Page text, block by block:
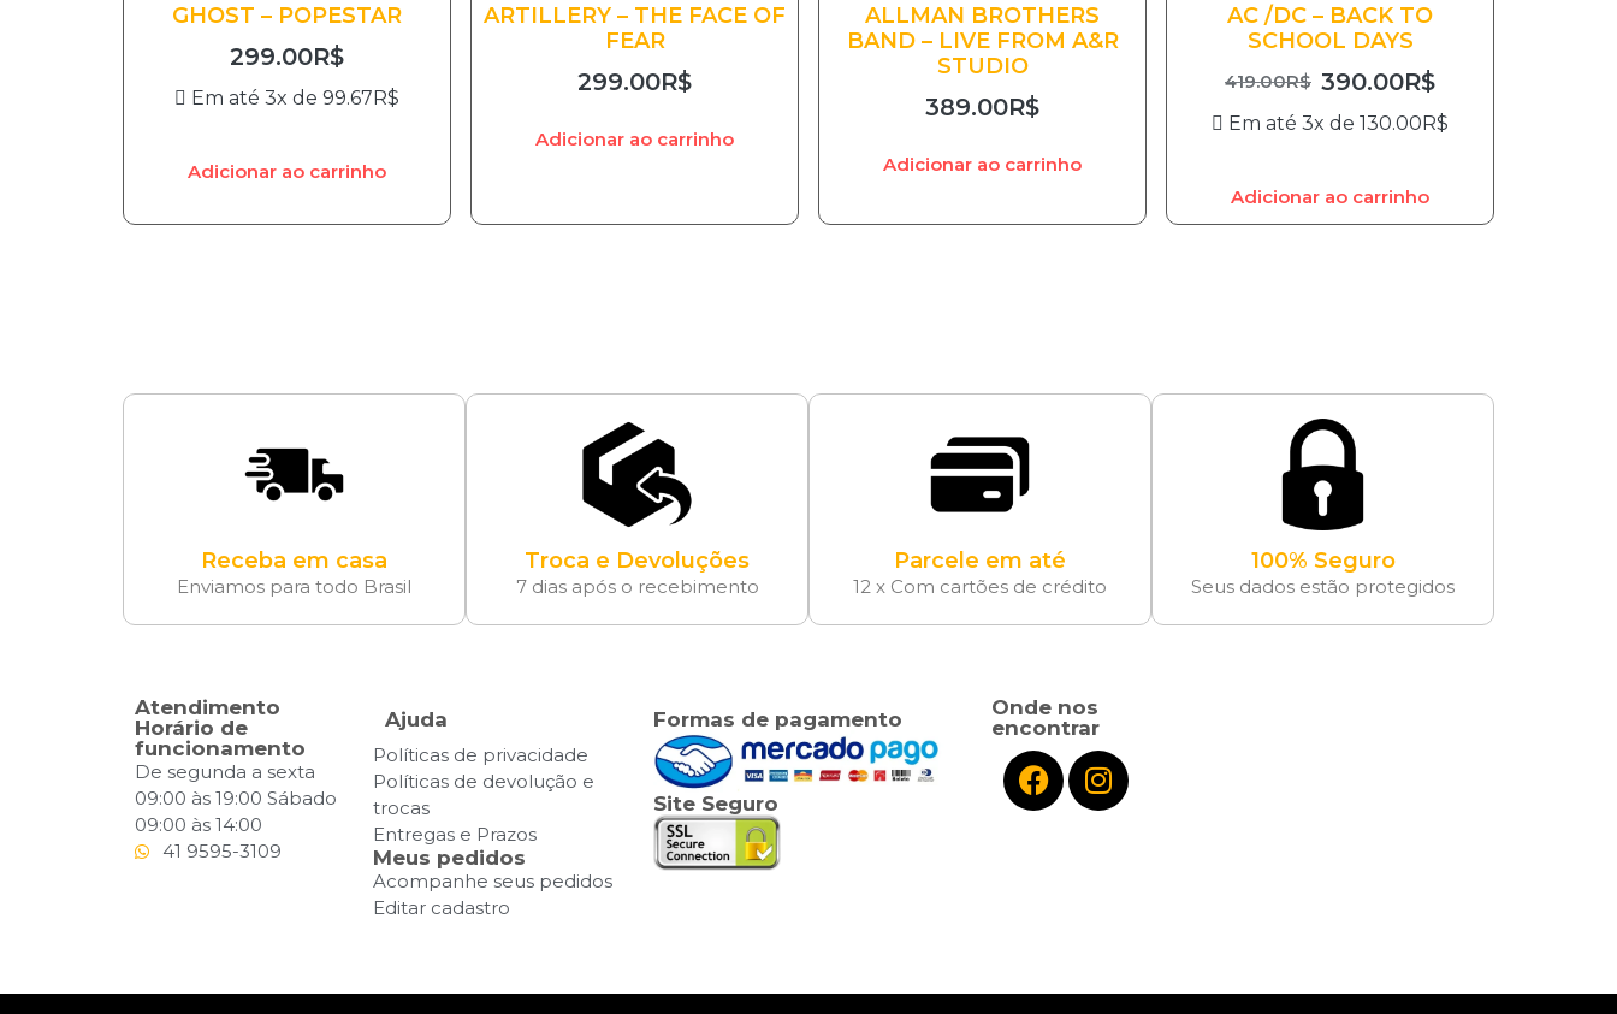
GHOST – POPESTAR
299.00R$
Em até 3x de 99.67R$
Adicionar ao carrinho
ARTILLERY – THE FACE OF
FEAR
299.00R$
Adicionar ao carrinho
ALLMAN BROTHERS
BAND – LIVE FROM A&R
STUDIO
389.00R$
Adicionar ao carrinho
AC /DC – BACK TO
SCHOOL DAYS
419.00R$ 390.00R$
Em até 3x de 130.00R$
Adicionar ao carrinho
Receba em casa
Enviamos para todo Brasil
Troca e Devoluções
7 dias após o recebimento
Parcele em até
12 x Com cartões de crédito
100% Seguro
Seus dados estão protegidos
Atendimento
Horário de
funcionamento
De segunda a sexta
09:00 às 19:00 Sábado
09:00 às 14:00
41 9595-3109
Ajuda
Políticas de privacidade
Políticas de devolução e
trocas
Entregas e Prazos
Meus pedidos
Acompanhe seus pedidos
Editar cadastro
Formas de pagamento
Site Seguro
Onde nos
encontrar